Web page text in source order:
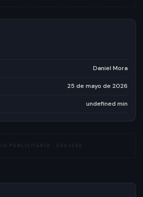
Daniel Mora
25 de mayo de 2026
undefined min
PUBLICITARIO · 300×250